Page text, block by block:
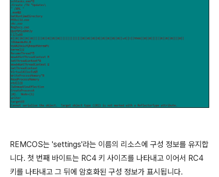
REMCOS는 'settings'라는 이름의 리소스에 구성 정보를 유지합
니다. 첫 번째 바이트는 RC4 키 사이즈를 나타내고 이어서 RC4
키를 나타내고 그 뒤에 암호화된 구성 정보가 표시됩니다.